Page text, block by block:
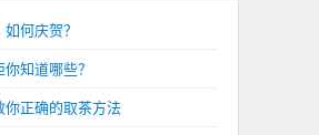
何庆贺？
知道哪些？
你正确的取茶方法